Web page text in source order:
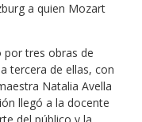
a quien Mozart
por tres obras de
tercera de ellas, con
Natalia Avella
llegó a la docente